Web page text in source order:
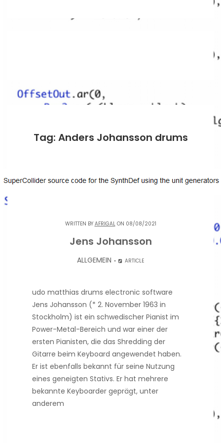
Tag: Anders Johansson drums
WRITTEN BY AFRIGALON 08/08/2021
Jens Johansson
ALLGEMEIN ARTICLE
udo matthias drums electronic software
Jens Johansson (* 2. November 1963 in
Stockholm) ist ein schwedischer Pianist im
Power-Metal-Bereich und war einer der
ersten Pianisten, die das Shredding der
Gitarre beim Keyboard angewendet haben.
Er ist ebenfalls bekannt für seine Nutzung
eines geneigten Stativs. Er hat mehrere
bekannte Keyboarder geprägt, unter
anderem